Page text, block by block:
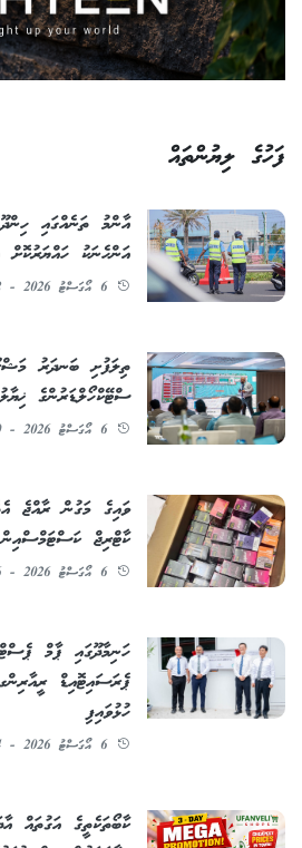
ފަހުގެ ލިޔުންތައް
އާންމު ތަނެއްގައި
އަންހެނަކު
6 އޯގަސްޓު 2026 - 22:22
ތިލަފުށި ބަނދަރު
ސްޓޭކްހޯލްޑަރުންގެ
6 އޯގަސްޓު 2026 - 22:10
ކާޓްރިޖް
6 އޯގަސްޓު 2026 - 17:26
ހަނިމާދޫގައި ޕާމް
ޕެރަސައިޓޮއިޑް
ހުޅުވައިފި
6 އޯގަސްޓު 2026 - 17:14
ކާބޯތަކެތީގެ އަގުތައް